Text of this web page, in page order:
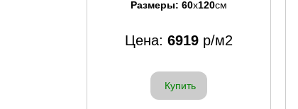
Размеры: 60x120см
Цена: 6919 р/м2
Купить